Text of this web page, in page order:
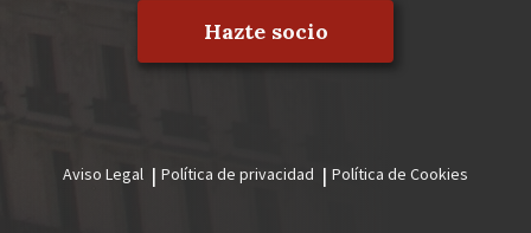
Hazte socio
Aviso Legal Política de privacidad Política de Cookies